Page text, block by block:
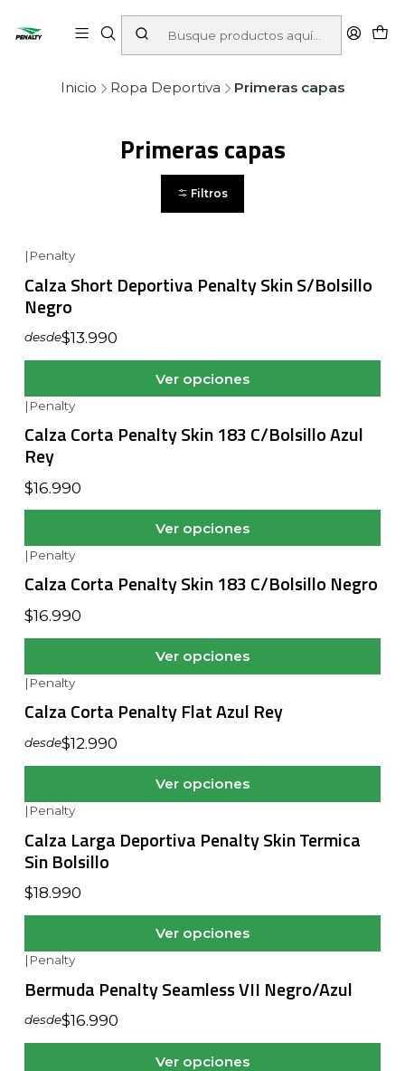
Inicio Ropa Deportiva Primeras capas
Primeras capas
Filtros
| Penalty
Calza Short Deportiva Penalty Skin S/Bolsillo
Negro
desde$13.990
Ver opciones
| Penalty
Calza Corta Penalty Skin 183 C/Bolsillo Azul
Rey
$16.990
Ver opciones
| Penalty
Calza Corta Penalty Skin 183 C/Bolsillo Negro
$16.990
Ver opciones
| Penalty
Calza Corta Penalty Flat Azul Rey
desde$12.990
Ver opciones
| Penalty
Calza Larga Deportiva Penalty Skin Termica
Sin Bolsillo
$18.990
Ver opciones
| Penalty
Bermuda Penalty Seamless VII Negro/Azul
desde$16.990
Ver opciones